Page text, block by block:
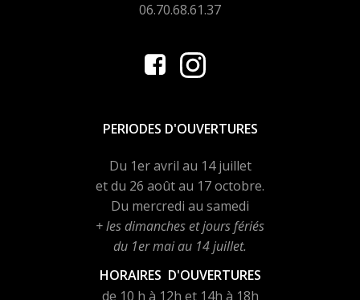
06.70.68.61.37
PERIODES D'OUVERTURES
Du 1er avril au 14 juillet
et du 26 août au 17 octobre.
Du mercredi au samedi
+ les dimanches et jours fériés
du 1er mai au 14 juillet.
HORAIRES D'OUVERTURES
de 10 h à 12h et 14h à 18h